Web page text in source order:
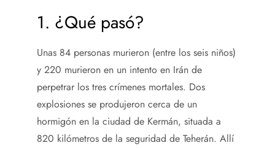
1. ¿Qué pasó?
Unas 84 personas murieron (entre los seis niños)
y 220 murieron en un intento en Irán de
perpetrar los tres crímenes mortales. Dos
explosiones se produjeron cerca de un
hormigón en la ciudad de Kermán, situada a
820 kilómetros de la seguridad de Teherán. Allí